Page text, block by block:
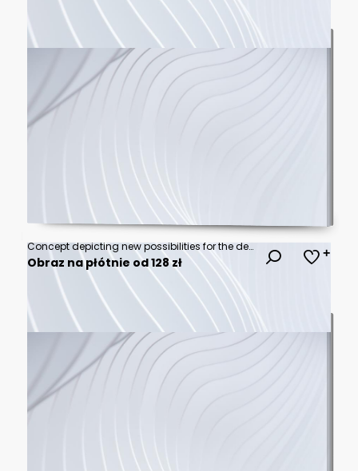
Concept depicting new possibilities for the development of ecological battery technologies and green energy storage in the form of a battery-shaped pond located in a lush forest. 3d rendering.
Obraz na płótnie od 128 zł